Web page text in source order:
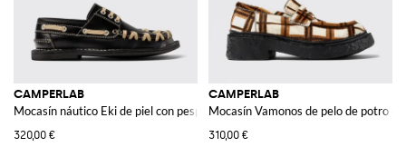
CAMPERLAB
Mocasín náutico Eki de piel con pespuntes en contraste
320,00 €
CAMPERLAB
Mocasín Vamonos de pelo de potro
310,00 €